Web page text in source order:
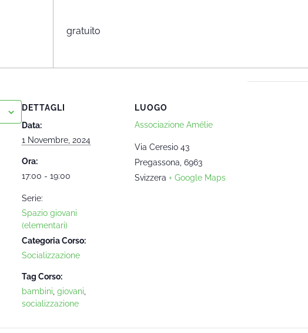
gratuito
DETTAGLI
Data:
1 Novembre, 2024
Ora:
17:00 - 19:00
Serie:
Spazio giovani
(elementari)
Categoria Corso:
Socializzazione
Tag Corso:
bambini giovani
socializzazione
LUOGO
Associazione Amélie
Via Ceresio 43
Pregassona 6963
Svizzera + Google Maps